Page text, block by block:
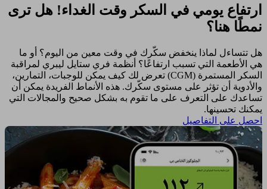
ارتفاع يومي في السكر وقت الغداء! هل ترى
نمطًا هنا؟
هل تتساءل لماذا ينخفض سكّرك في وقت معين من اليوم؟ أو ما
هي الأطعمة التي تسبب ارتفاعًا؟ أنظمة فري ستايل ليبري لمراقبة
السكر المستمرة (CGM) تعرض لك كيف يمكن للوجبات، التمارين،
والأدوية أن تؤثر على مستوى سكّرك. هذه الأنماط الفريدة يمكن أن
تساعدك على التعرف على ما تقوم به بشكل صحيح والمجالات التي
يمكنك تحسينها. ​
احصل على التفاصيل